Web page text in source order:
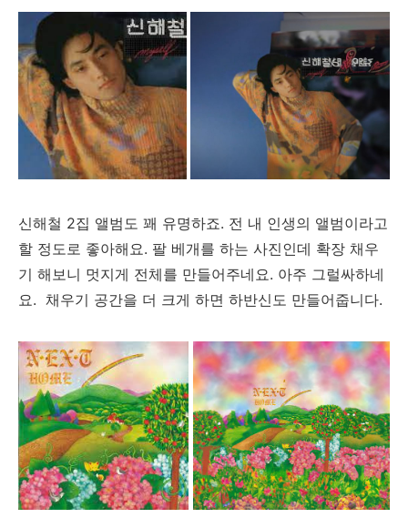
신해철 2집 앨범도 꽤 유명하죠. 전 내 인생의 앨범이라고
할 정도로 좋아해요. 팔 베개를 하는 사진인데 확장 채우
기 해보니 멋지게 전체를 만들어주네요. 아주 그럴싸하네
요. 채우기 공간을 더 크게 하면 하반신도 만들어줍니다.